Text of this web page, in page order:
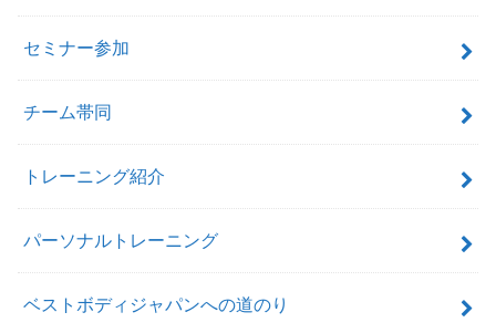
セミナー参加
チーム帯同
トレーニング紹介
パーソナルトレーニング
ベストボディジャパンへの道のり